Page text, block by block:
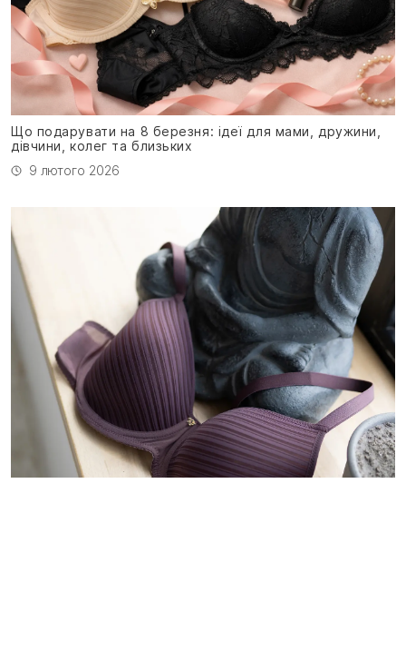
Що подарувати на 8 березня: ідеї для мами, дружини,
дівчини, колег та близьких
9 лютого 2026